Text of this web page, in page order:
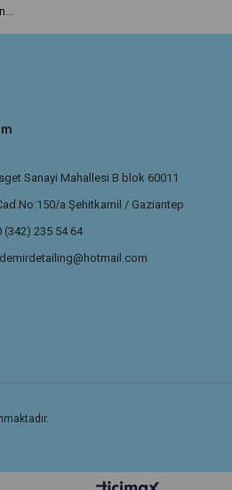
Sanayi Mahallesi B blok 60011
a Şehitkamil / Gaziantep
(342) 235 54 64